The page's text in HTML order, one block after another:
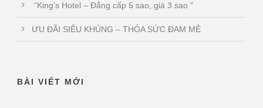
“King’s Hotel – Đẳng cấp 5 sao, giá 3 sao ”
ƯU ĐÃI SIÊU KHỦNG – THỎA SỨC ĐAM MÊ
BÀI VIẾT MỚI